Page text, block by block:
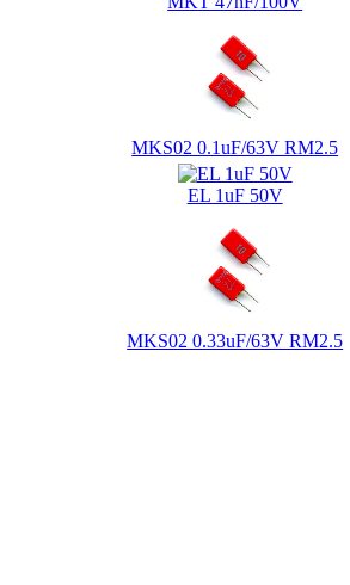
MKS02 0.1uF/63V RM2.5
EL 1uF 50V
MKS02 0.33uF/63V RM2.5